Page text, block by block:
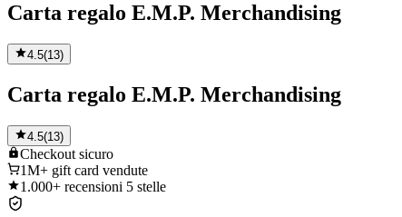
Carta regalo E.M.P. Merchandising
4.5(13)
Carta regalo E.M.P. Merchandising
4.5(13)
Checkout sicuro
1M+ gift card vendute
1.000+ recensioni 5 stelle